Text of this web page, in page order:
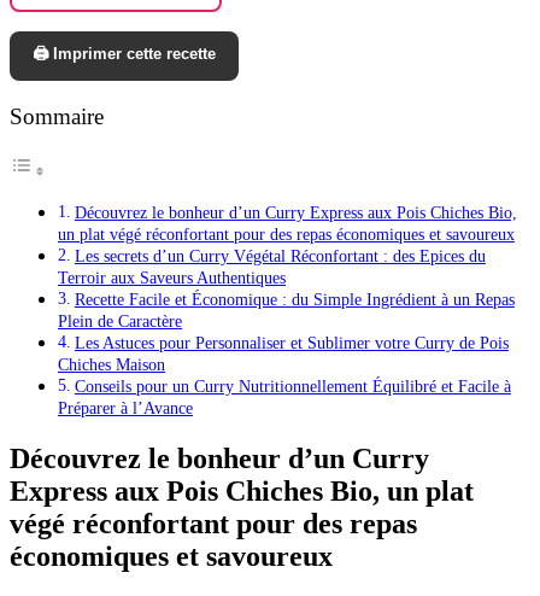
🖨️ Imprimer cette recette
Sommaire
Découvrez le bonheur d’un Curry Express aux Pois Chiches Bio,
un plat végé réconfortant pour des repas économiques et savoureux
Les secrets d’un Curry Végétal Réconfortant : des Epices du
Terroir aux Saveurs Authentiques
Recette Facile et Économique : du Simple Ingrédient à un Repas
Plein de Caractère
Les Astuces pour Personnaliser et Sublimer votre Curry de Pois
Chiches Maison
Conseils pour un Curry Nutritionnellement Équilibré et Facile à
Préparer à l’Avance
Découvrez le bonheur d’un Curry
Express aux Pois Chiches Bio, un plat
végé réconfortant pour des repas
économiques et savoureux